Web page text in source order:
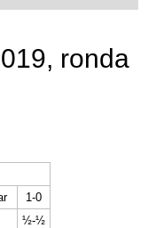
ronda
1-0
½-½